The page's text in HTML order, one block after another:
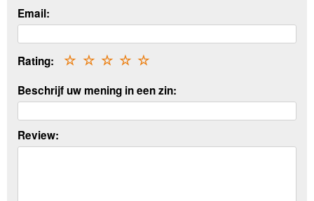
Email:
Rating: ☆
☆
☆
☆
☆
Beschrijf uw mening in een zin:
Review: